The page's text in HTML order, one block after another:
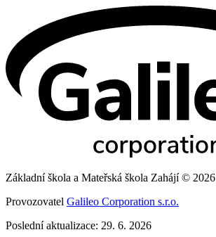
Základní škola a Mateřská škola Zahájí © 2026
Provozovatel Galileo Corporation s.r.o.
Poslední aktualizace: 29. 6. 2026